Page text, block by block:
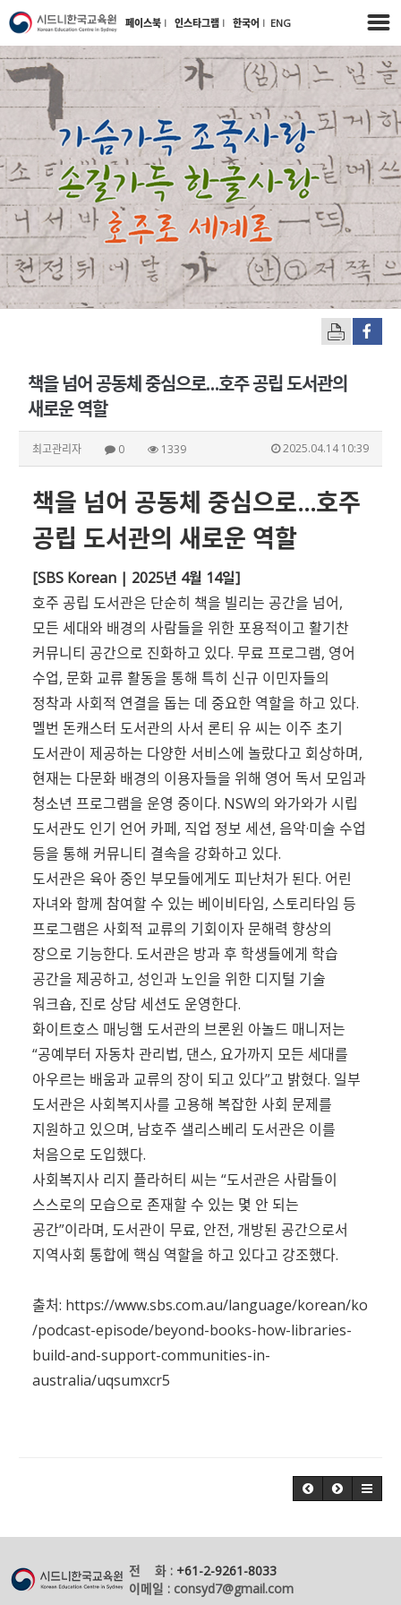
페이스북 l 인스타그램 l 한국어 l ENG
책을 넘어 공동체 중심으로…호주 공립 도서관의
새로운 역할
최고관리자 0 1339 2025.04.14 10:39
책을 넘어 공동체 중심으로…호주
공립 도서관의 새로운 역할
[SBS Korean | 2025년 4월 14일]
호주 공립 도서관은 단순히 책을 빌리는 공간을 넘어,
모든 세대와 배경의 사람들을 위한 포용적이고 활기찬
커뮤니티 공간으로 진화하고 있다. 무료 프로그램, 영어
수업, 문화 교류 활동을 통해 특히 신규 이민자들의
정착과 사회적 연결을 돕는 데 중요한 역할을 하고 있다.
멜번 돈캐스터 도서관의 사서 론티 유 씨는 이주 초기
도서관이 제공하는 다양한 서비스에 놀랐다고 회상하며,
현재는 다문화 배경의 이용자들을 위해 영어 독서 모임과
청소년 프로그램을 운영 중이다. NSW의 와가와가 시립
도서관도 인기 언어 카페, 직업 정보 세션, 음악·미술 수업
등을 통해 커뮤니티 결속을 강화하고 있다.
도서관은 육아 중인 부모들에게도 피난처가 된다. 어린
자녀와 함께 참여할 수 있는 베이비타임, 스토리타임 등
프로그램은 사회적 교류의 기회이자 문해력 향상의
장으로 기능한다. 도서관은 방과 후 학생들에게 학습
공간을 제공하고, 성인과 노인을 위한 디지털 기술
워크숍, 진로 상담 세션도 운영한다.
화이트호스 매닝햄 도서관의 브론윈 아놀드 매니저는
“공예부터 자동차 관리법, 댄스, 요가까지 모든 세대를
아우르는 배움과 교류의 장이 되고 있다”고 밝혔다. 일부
도서관은 사회복지사를 고용해 복잡한 사회 문제를
지원하고 있으며, 남호주 샐리스베리 도서관은 이를
처음으로 도입했다.
사회복지사 리지 플라허티 씨는 “도서관은 사람들이
스스로의 모습으로 존재할 수 있는 몇 안 되는
공간”이라며, 도서관이 무료, 안전, 개방된 공간으로서
지역사회 통합에 핵심 역할을 하고 있다고 강조했다.
출처: https://www.sbs.com.au/language/korean/ko
/podcast-episode/beyond-books-how-libraries-
build-and-support-communities-in-
australia/uqsumxcr5
전 화 : +61-2-9261-8033
이메일 : consyd7@gmail.com